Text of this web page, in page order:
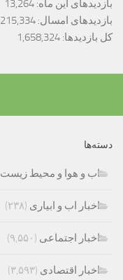
بازدیدهای این ماه: 13,264
بازدیدهای امسال: 215,334
کل بازدیدها: 1,658,324
دسته‌ها
اب و هوا و محیط زیست
اخبار اب و ابیاری (۲۳۸)
اخبار اجتماعی (۹,۵۵۰)
اخبار اقتصادی (۳,۵۹۳)